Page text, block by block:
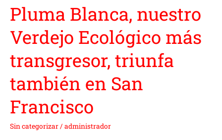
Pluma Blanca, nuestro
Verdejo Ecológico más
transgresor, triunfa
también en San
Francisco
Sin categorizar/ administrador